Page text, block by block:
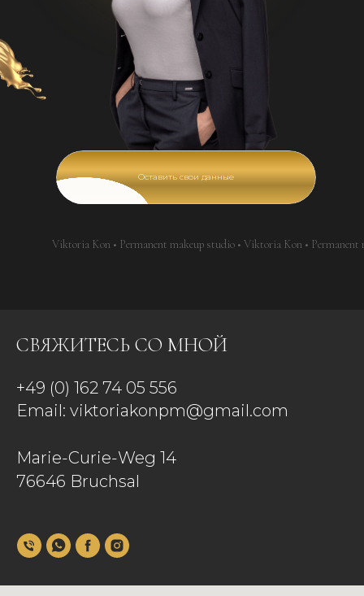
Viktoria Kon • Permanent makeup studio • Viktoria Kon •
Оставить свои данные
СВЯЖИТЕСЬ СО МНОЙ
+49 (0) 162 74 05 556
Email: viktoriakonpm@gmail.com
Marie-Curie-Weg 14
76646 Bruchsal